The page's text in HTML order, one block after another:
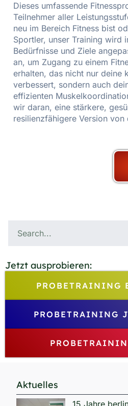
Dieses umfassende
Teilnehmer aller
neu im Bereich Fitness bist
Sportler, unser Training wird
Bedürfnisse und Ziele
an, um Zugang zu einem
erhalten, das nicht nur deine
verbessert, sondern auch
effizienten
wir daran, eine stärkere,
resilienzfähigere Version
Jetzt ausprobieren:
PROBETRAINING
PROBETRAINING
Aktuelles
15 Jahre